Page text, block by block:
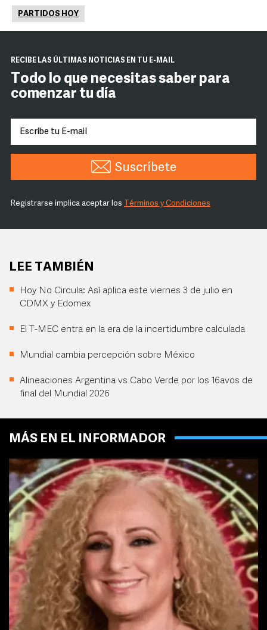
PARTIDOS HOY
RECIBE LAS ÚLTIMAS NOTICIAS EN TU E-MAIL
Todo lo que necesitas saber para
comenzar tu día
Suscríbete
Registrarse implica aceptar los Términos y Condiciones
LEE TAMBIÉN
Hoy No Circula: Así aplica este viernes 3 de julio en
CDMX y Edomex
El T-MEC entra en la era de la incertidumbre calculada
Mundial cambia percepción sobre México
Alineaciones Argentina vs Cabo Verde por los 16avos de
final del Mundial 2026
MÁS EN EL INFORMADOR